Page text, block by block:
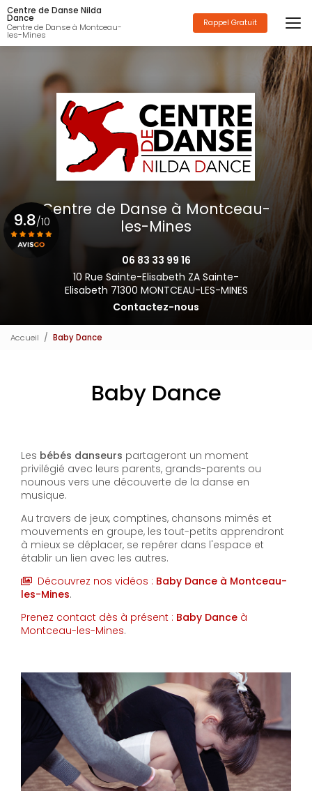
Aller
au
contenu
principal
Centre de Danse Nilda
Dance
Centre de Danse à Montceau-
les-Mines
Rappel Gratuit
Centre de Danse à Montceau-
les-Mines
06 83 33 99 16
10 Rue Sainte-Elisabeth ZA Sainte-
Elisabeth 71300 MONTCEAU-LES-MINES
Contactez-nous
9.8/10
Accueil Baby Dance
Baby Dance
Les bébés danseurs partageront un moment
privilégié avec leurs parents, grands-parents ou
nounous vers une découverte de la danse en
musique.
Au travers de jeux, comptines, chansons mimés et
mouvements en groupe, les tout-petits apprendront
à mieux se déplacer, se repérer dans l'espace et
établir un lien avec les autres.
Découvrez nos vidéos : Baby Dance à Montceau-
les-Mines.
Prenez contact dès à présent : Baby Dance à
Montceau-les-Mines.